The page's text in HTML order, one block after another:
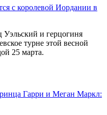
с королевой Иордании в
Уэльский и герцогиня
турне этой весной
25 марта.
Гарри и Меган Маркл: